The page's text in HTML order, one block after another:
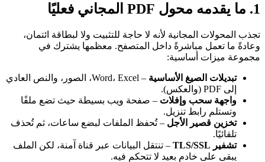
1. ما يقدمه محول PDF المجاني فعليًا
تجذب المحولات المجانية لأنه لا حاجة للتثبيت ولا لبطاقة ائتمان،
وعادةً ما تعمل مباشرةً داخل المتصفح. معظمها يشترك في
مجموعة ميزات أساسية:
تبديلات الصيغ الأساسية
– Word، Excel، الصور، والنص العادي
إلى PDF (والعكس).
واجهة سحب وإفلات – صفحة ويب بسيطة حيث تضع ملفًا
وتستلم رابط تنزيل.
تخزين قصير الأجل – تُحفظ الملفات لبضع ساعات، ثم تُحذف
تلقائيًا.
تشفير TLS/SSL
– تنتقل البيانات عبر قناة آمنة، لكن الملف
يبقى على خادم بعيد لا تتحكم فيه.